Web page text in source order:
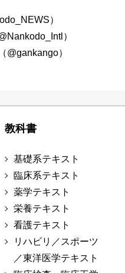
）
）
@gankango）
教科書
基礎系テキスト
臨床系テキスト
薬学テキスト
栄養テキスト
看護テキスト
リハビリ／スポーツ
／東洋医学テキスト